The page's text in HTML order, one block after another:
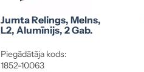
Jumta Relings, Melns,
L2, Alumīnijs, 2 Gab.
Piegādātāja kods:
1852-10063